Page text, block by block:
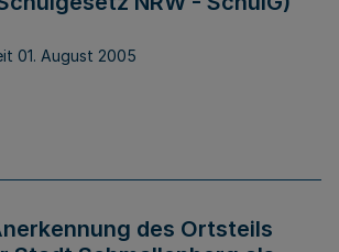
01. August 2005
des Ortsteils